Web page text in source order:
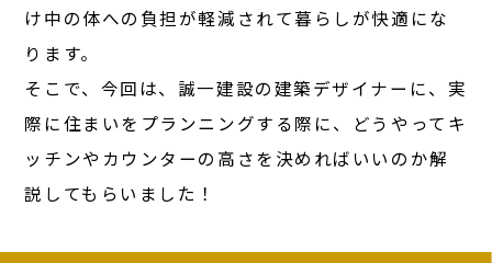
け中の体への負担が軽減されて暮らしが快適にな
ります。
そこで、今回は、誠一建設の建築デザイナーに、実
際に住まいをプランニングする際に、どうやってキ
ッチンやカウンターの高さを決めればいいのか解
説してもらいました！